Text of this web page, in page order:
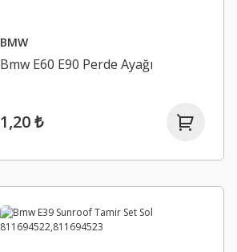
BMW
Bmw E60 E90 Perde Ayağı
1,20 ₺